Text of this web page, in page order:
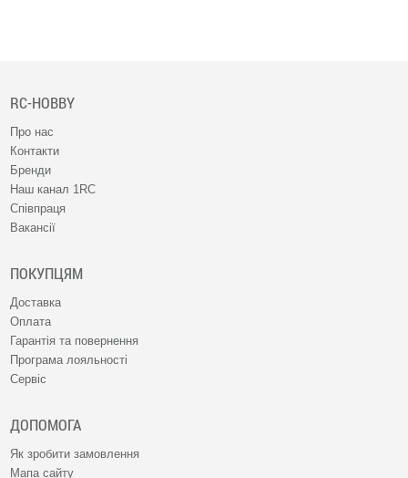
RC-HOBBY
Про нас
Контакти
Бренди
Наш канал 1RC
Співпраця
Вакансії
ПОКУПЦЯМ
Доставка
Оплата
Гарантія та повернення
Програма лояльності
Сервіс
ДОПОМОГА
Як зробити замовлення
Мапа сайту